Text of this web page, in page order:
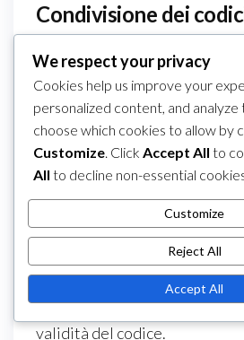
Condivisione dei
può aumentare i risparmi per
Molti codici consentono
possono essere condivisi tra
diffondere la voce può
collettivi.
Fai attenzione quando
poiché alcune piattaforme
restrizioni contro la
Controlla sempre i termini
conformità e evitare
validità del codice.
We respect your privacy
Cookies help us improve your
personalized content, and analyze
choose which cookies to allow by
Customize. Click Accept All to
All to decline non-essential
Customize
Reject All
Accept All